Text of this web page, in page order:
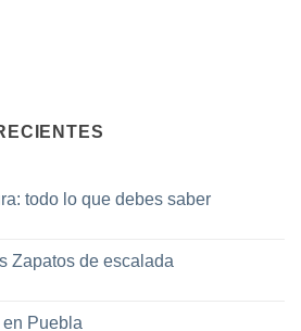
todo lo que debes saber
Zapatos de escalada
Puebla